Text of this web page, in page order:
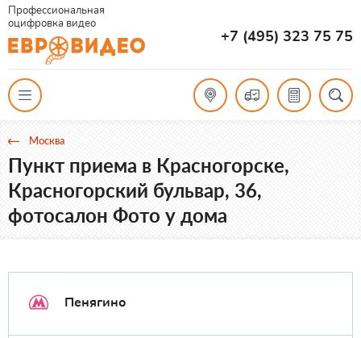
Профессиональная
оцифровка видео
+7 (495) 323 75 75
Москва
Пункт приема в Красногорске,
Красногорский бульвар, 36,
фотосалон Фото у дома
Пенягино